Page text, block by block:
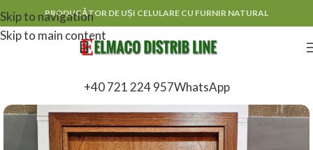
Skip to navigation
Skip to main content
PRODUCĂTOR DE UȘI CELULARE CU FURNIR NATURAL
+40 721 224 957WhatsApp